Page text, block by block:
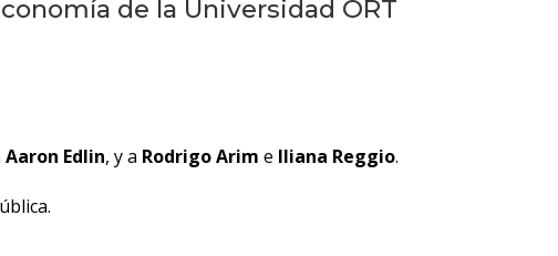
Testimonios
de la Universidad ORT
Aaron Edlin, y a Rodrigo Arim e Iliana Reggio.